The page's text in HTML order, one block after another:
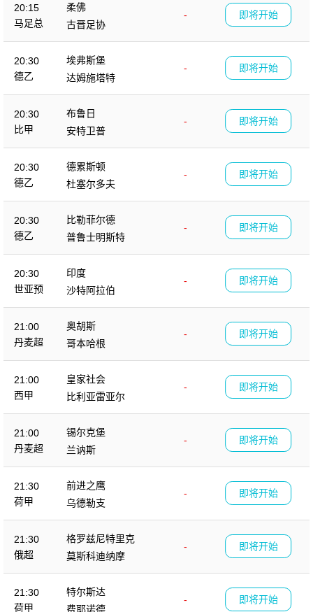
20:15
马足总
柔佛
-
古晋足协
即将开始
20:30
德乙
埃弗斯堡
-
达姆施塔特
即将开始
20:30
比甲
布鲁日
-
安特卫普
即将开始
20:30
德乙
德累斯顿
-
杜塞尔多夫
即将开始
20:30
德乙
比勒菲尔德
-
普鲁士明斯特
即将开始
20:30
世亚预
印度
-
沙特阿拉伯
即将开始
21:00
丹麦超
奥胡斯
-
哥本哈根
即将开始
21:00
西甲
皇家社会
-
比利亚雷亚尔
即将开始
21:00
丹麦超
锡尔克堡
-
兰讷斯
即将开始
21:30
荷甲
前进之鹰
-
乌德勒支
即将开始
21:30
俄超
格罗兹尼特里克
-
莫斯科迪纳摩
即将开始
21:30
荷甲
特尔斯达
-
费耶诺德
即将开始